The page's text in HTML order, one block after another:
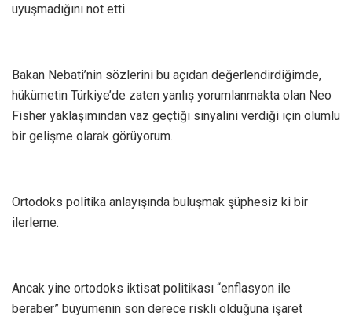
uyuşmadığını not etti.
Bakan Nebati’nin sözlerini bu açıdan değerlendirdiğimde,
hükümetin Türkiye’de zaten yanlış yorumlanmakta olan Neo
Fisher yaklaşımından vaz geçtiği sinyalini verdiği için olumlu
bir gelişme olarak görüyorum.
Ortodoks politika anlayışında buluşmak şüphesiz ki bir
ilerleme.
Ancak yine ortodoks iktisat politikası “enflasyon ile
beraber” büyümenin son derece riskli olduğuna işaret